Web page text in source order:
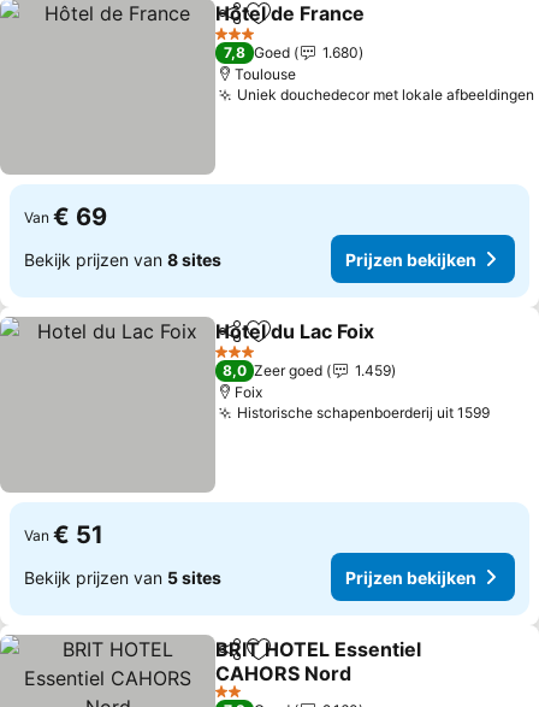
DelenToevoegen aan favorieten
Hôtel de France
3 Sterren
7,8 Goed
1.680
Toulouse
Uniek douchedecor met lokale afbeeldingen
Van € 69
Bekijk prijzen van 8 sites Prijzen bekijken
DelenToevoegen aan favorieten
Hotel du Lac Foix
3 Sterren
8,0 Zeer goed
1.459
Foix
Historische schapenboerderij uit 1599
Van € 51
Bekijk prijzen van 5 sites Prijzen bekijken
DelenToevoegen aan favorieten
BRIT HOTEL Essentiel
CAHORS Nord
Prijzen bekijken
2 Sterren